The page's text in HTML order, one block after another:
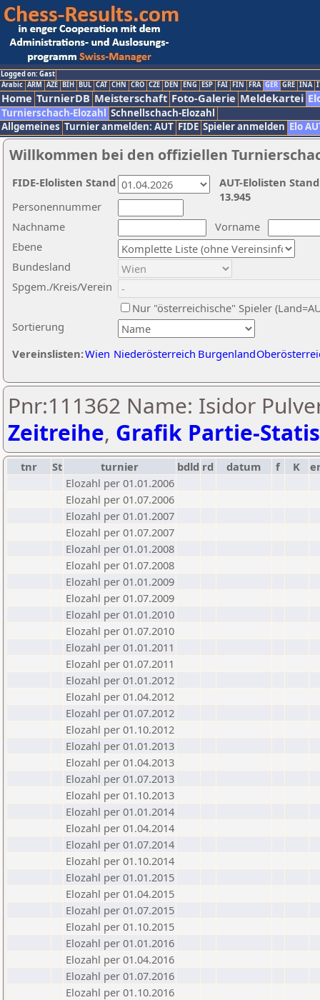
Logged on: Gast
Arabic ARM AZE BIH BUL CAT CHN CRO CZE DEN ENG ESP FAI FIN FRA GER GRE INA
Home TurnierDB Meisterschaft Foto-Galerie Meldekartei
Turnierschach-Elozahl Schnellschach-Elozahl
Allgemeines Turnier anmelden: AUT FIDE Spieler anmelden Elo
Willkommen bei den offiziellen
Nachname
Vorname
Ebene
Sortierung
Personennummer
Bundesland
Spgem./Kreis/Verein
Nur "österreichische" Spieler
Vereinslisten:Wien Niederösterreich Burgenland
AUT-Elolisten
13.945
FIDE-Elolisten Stand
Pnr:111362 Name: Isidor
Zeitreihe, Grafik Partie-
tnr St turnier bdld rd datum f K
Elozahl per 01.01.2006
Elozahl per 01.07.2006
Elozahl per 01.01.2007
Elozahl per 01.07.2007
Elozahl per 01.01.2008
Elozahl per 01.07.2008
Elozahl per 01.01.2009
Elozahl per 01.07.2009
Elozahl per 01.01.2010
Elozahl per 01.07.2010
Elozahl per 01.01.2011
Elozahl per 01.07.2011
Elozahl per 01.01.2012
Elozahl per 01.04.2012
Elozahl per 01.07.2012
Elozahl per 01.10.2012
Elozahl per 01.01.2013
Elozahl per 01.04.2013
Elozahl per 01.07.2013
Elozahl per 01.10.2013
Elozahl per 01.01.2014
Elozahl per 01.04.2014
Elozahl per 01.07.2014
Elozahl per 01.10.2014
Elozahl per 01.01.2015
Elozahl per 01.04.2015
Elozahl per 01.07.2015
Elozahl per 01.10.2015
Elozahl per 01.01.2016
Elozahl per 01.04.2016
Elozahl per 01.07.2016
Elozahl per 01.10.2016